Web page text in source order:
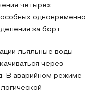
четырех
одновременно
за борт.
льяльные воды
через
В аварийном режиме